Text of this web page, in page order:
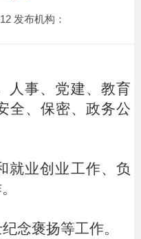
发布机构：
人事、党建、教育
全、保密、政务公
就业创业工作、负
念褒扬等工作。